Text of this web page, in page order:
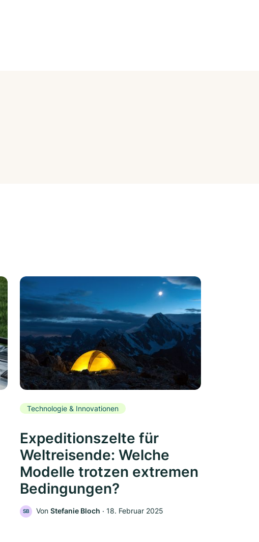
Technologie & Innovationen
Expeditionszelte für
Weltreisende: Welche
Modelle trotzen extremen
Bedingungen?
SB Von Stefanie Bloch ‧ 18. Februar 2025